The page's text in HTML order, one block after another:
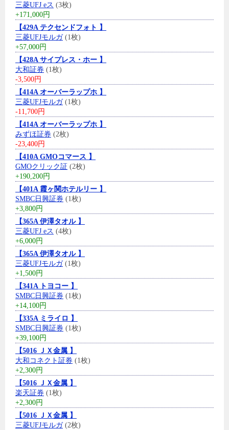
三菱UFJ eス (3枚)
+171,000円
【429A テクセンドフォト 】
三菱UFJモルガ(1枚)
+57,000円
【428A サイプレス・ホー 】
大和証券 (1枚)
-3,500円
【414A オーバーラップホ 】
三菱UFJモルガ(1枚)
-11,700円
【414A オーバーラップホ 】
みずほ証券 (2枚)
-23,400円
【410A GMOコマース 】
GMOクリック証 (2枚)
+190,200円
【401A 霞ヶ関ホテルリー 】
SMBC日興証券 (1枚)
+3,800円
【365A 伊澤タオル 】
三菱UFJ eス (4枚)
+6,000円
【365A 伊澤タオル 】
三菱UFJモルガ(1枚)
+1,500円
【341A トヨコー 】
SMBC日興証券 (1枚)
+14,100円
【335A ミライロ 】
SMBC日興証券 (1枚)
+39,100円
【5016 ＪＸ金属 】
大和コネクト証券 (1枚)
+2,300円
【5016 ＪＸ金属 】
楽天証券 (1枚)
+2,300円
【5016 ＪＸ金属 】
三菱UFJモルガ(2枚)